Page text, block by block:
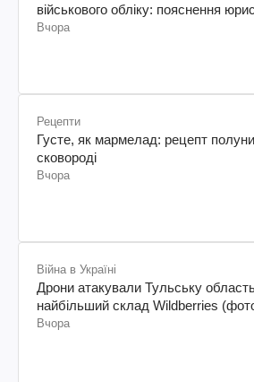
військового обліку: пояснення
Вчора
Рецепти
Густе, як мармелад: рецепт
сковороді
Вчора
Війна в Україні
Дрони атакували Тульську
найбільший склад Wildberries
Вчора